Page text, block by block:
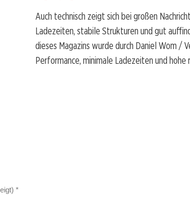
Auch technisch zeigt sich bei großen
Ladezeiten, stabile Strukturen und gut
dieses Magazins wurde durch Daniel Wom /
Performance, minimale Ladezeiten und